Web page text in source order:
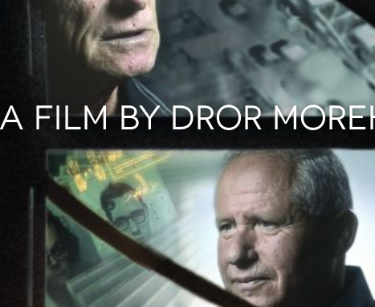
A FILM BY DROR